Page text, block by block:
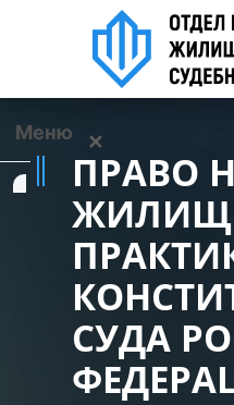
Меню ✕
Задать вопрос
ПРАВО
СУДА